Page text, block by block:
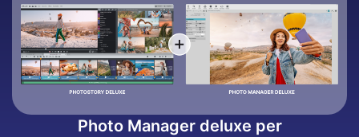
Photo Manager deluxe per